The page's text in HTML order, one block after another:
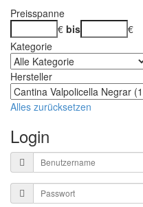
Preisspanne
€ bis
€
Kategorie
Hersteller
Alles zurücksetzen
Login
Benutzername
Passwort